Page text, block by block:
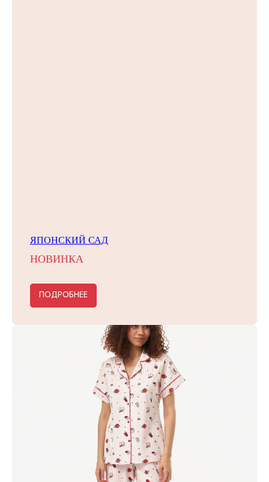
ЯПОНСКИЙ САД
НОВИНКА
ПОДРОБНЕЕ